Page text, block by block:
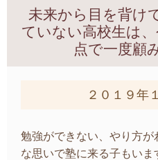
未来から目を背け
ていない高校生は
点で一度顧
２０１９年
勉強ができない、やり方が
な思いで塾に来る子もい